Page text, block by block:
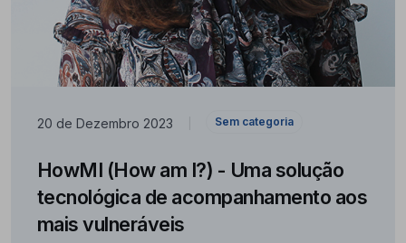
20 de Dezembro 2023 Sem categoria
HowMI (How am I?) - Uma solução
tecnológica de acompanhamento aos
mais vulneráveis